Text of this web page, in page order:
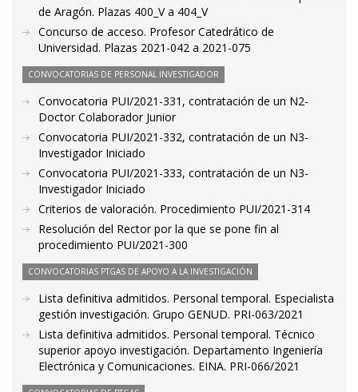
de Aragón. Plazas 400_V a 404_V
Concurso de acceso. Profesor Catedrático de
Universidad. Plazas 2021-042 a 2021-075
CONVOCATORIAS DE PERSONAL INVESTIGADOR
Convocatoria PUI/2021-331, contratación de un N2-
Doctor Colaborador Junior
Convocatoria PUI/2021-332, contratación de un N3-
Investigador Iniciado
Convocatoria PUI/2021-333, contratación de un N3-
Investigador Iniciado
Criterios de valoración. Procedimiento PUI/2021-314
Resolución del Rector por la que se pone fin al
procedimiento PUI/2021-300
CONVOCATORIAS PTGAS DE APOYO A LA INVESTIGACIÓN
Lista definitiva admitidos. Personal temporal. Especialista
gestión investigación. Grupo GENUD. PRI-063/2021
Lista definitiva admitidos. Personal temporal. Técnico
superior apoyo investigación. Departamento Ingeniería
Electrónica y Comunicaciones. EINA. PRI-066/2021